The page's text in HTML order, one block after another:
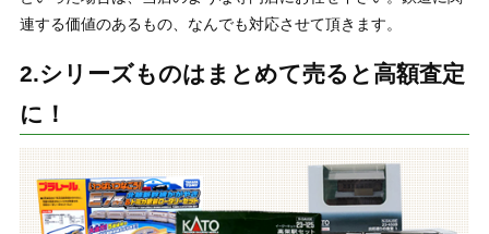
連する価値のあるもの、なんでも対応させて頂きます。
2.シリーズものはまとめて売ると高額査定
に！